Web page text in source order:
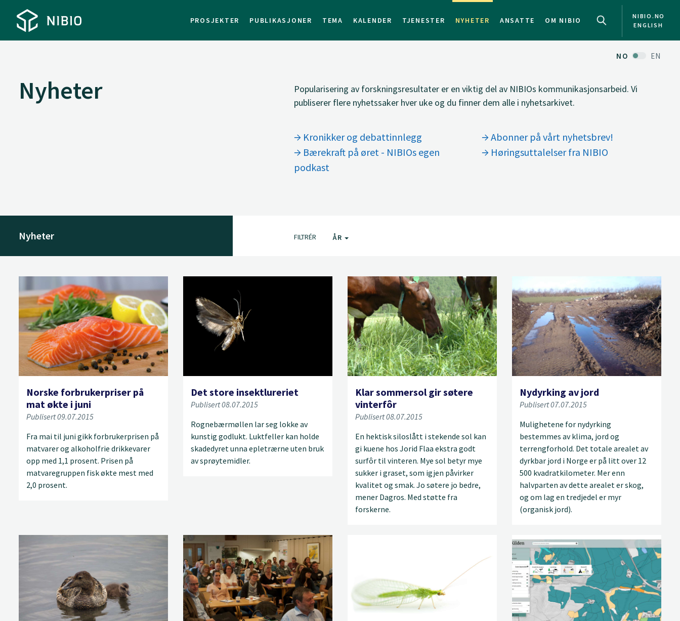
PROSJEKTER PUBLIKASJONER TEMA KALENDER TJENESTER NYHETER ANSATTE OM NIBIO
NIBIO.NO
ENGLISH
NO EN
Nyheter
Popularisering av forskningsresultater er en viktig del av NIBIOs kommunikasjonsarbeid. Vi
publiserer flere nyhetssaker hver uke og du finner dem alle i nyhetsarkivet.
Kronikker og debattinnlegg
podkast
Abonner på vårt nyhetsbrev!
Høringsuttalelser fra NIBIO
Nyheter FILTRÉR ÅR
Norske forbrukerpriser på
mat økte i juni
Publisert 09.07.2015
Fra mai til juni gikk forbrukerprisen på
matvarer og alkoholfrie drikkevarer
opp med 1,1 prosent. Prisen på
matvaregruppen fisk økte mest med
2,0 prosent.
Det store insektlureriet
Publisert 08.07.2015
Rognebærmøllen lar seg lokke av
kunstig godlukt. Luktfeller kan holde
skadedyret unna epletrærne uten bruk
av sprøytemidler.
Klar sommersol gir søtere
vinterfôr
Publisert 08.07.2015
En hektisk siloslått i stekende sol kan
gi kuene hos Jorid Flaa ekstra godt
surfôr til vinteren. Mye sol betyr mye
sukker i graset, som igjen påvirker
kvalitet og smak. Jo søtere jo bedre,
mener Dagros. Med støtte fra
forskerne.
Nydyrking av jord
Publisert 07.07.2015
Mulighetene for nydyrking
bestemmes av klima, jord og
terrengforhold. Det totale arealet av
dyrkbar jord i Norge er på litt over 12
500 kvadratkilometer. Mer enn
halvparten av dette arealet er skog,
og om lag en tredjedel er myr
(organisk jord).